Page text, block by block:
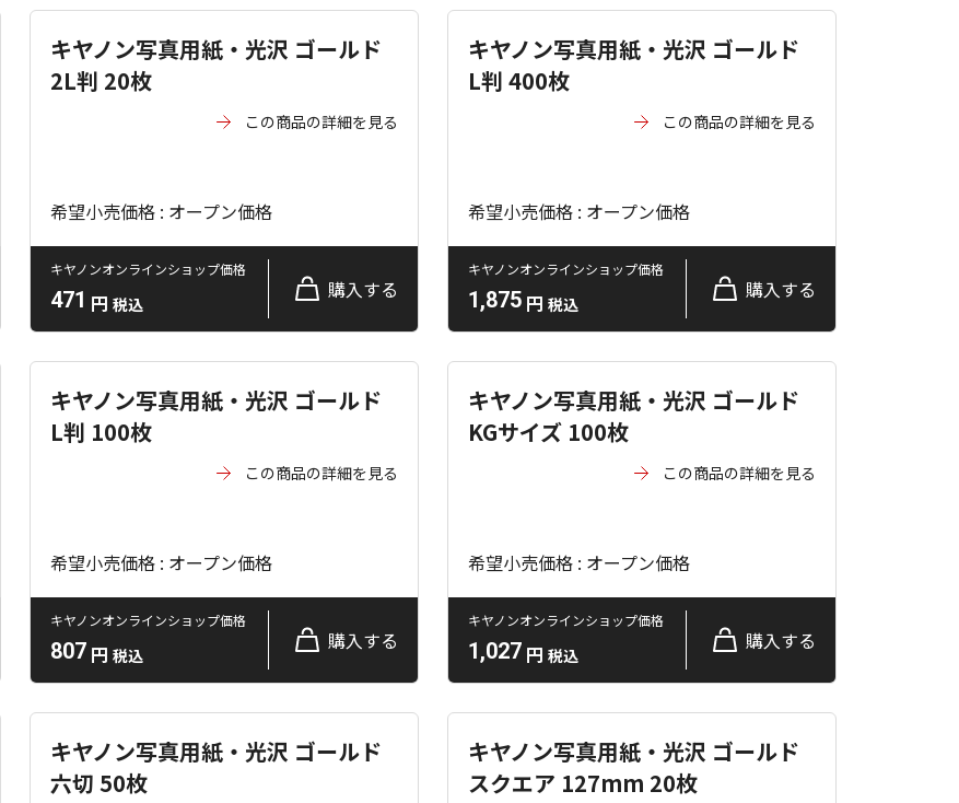
キヤノン写真用紙・光沢 ゴールド
2L判 20枚
この商品の詳細を見る
希望小売価格 : オープン価格
キヤノンオンラインショップ価格
471 円 税込
購入する
キヤノン写真用紙・光沢 ゴールド
L判 400枚
この商品の詳細を見る
希望小売価格 : オープン価格
キヤノンオンラインショップ価格
1,875 円 税込
購入する
キヤノン写真用紙・光沢 ゴールド
L判 100枚
この商品の詳細を見る
希望小売価格 : オープン価格
キヤノンオンラインショップ価格
807 円 税込
購入する
キヤノン写真用紙・光沢 ゴールド
KGサイズ 100枚
この商品の詳細を見る
希望小売価格 : オープン価格
キヤノンオンラインショップ価格
1,027 円 税込
購入する
キヤノン写真用紙・光沢 ゴールド
六切 50枚
キヤノン写真用紙・光沢 ゴールド
スクエア 127mm 20枚